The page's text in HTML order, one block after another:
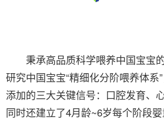
秉承高品质科学喂养中国宝宝
研究中国宝宝“精细化分阶喂养体系
添加的三大关键信号：口腔发育、
同时还建立了4月龄~6岁每个阶段